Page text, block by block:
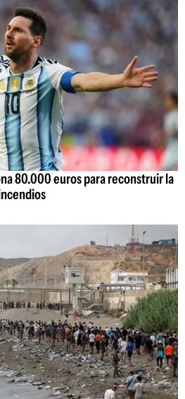
80.000 euros para reconstruir la